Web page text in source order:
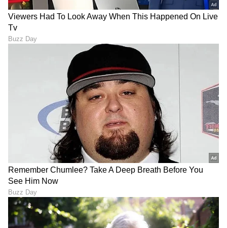
ಶೇ.50 ರಿಂದ ಶೇ.18 ಕ್ಕೆ TAX ಇಳಿಕೆ: ಮೋದಿ-
ಟ್ರಂಪ್ ಐತಿಹಾಸಿಕ ಒಪ್ಪಂದ | India US
Trade Deal | Party Rounds